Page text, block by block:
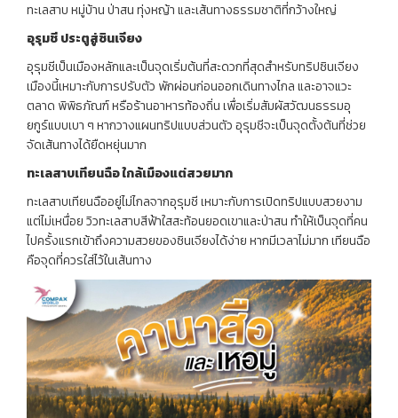
ทะเลสาบ หมู่บ้าน ป่าสน ทุ่งหญ้า และเส้นทางธรรมชาติที่กว้างใหญ่
อุรุมชีประตูสู่ซินเจียง
อุรุมชีเป็นเมืองหลักและเป็นจุดเริ่มต้นที่สะดวกที่สุดสำหรับทริปซินเจียง
เมืองนี้เหมาะกับการปรับตัว พักผ่อนก่อนออกเดินทางไกล และอาจแวะ
ตลาด พิพิธภัณฑ์ หรือร้านอาหารท้องถิ่น เพื่อเริ่มสัมผัสวัฒนธรรมอุ
ยกูร์แบบเบา ๆ หากวางแผนทริปแบบส่วนตัว อุรุมชีจะเป็นจุดตั้งต้นที่ช่วย
จัดเส้นทางได้ยืดหยุ่นมาก
ทะเลสาบเทียนฉือใกล้เมืองแต่สวยมาก
ทะเลสาบเทียนฉืออยู่ไม่ไกลจากอุรุมชี เหมาะกับการเปิดทริปแบบสวยงาม
แต่ไม่เหนื่อย วิวทะเลสาบสีฟ้าใสสะท้อนยอดเขาและป่าสน ทำให้เป็นจุดที่คน
ไปครั้งแรกเข้าถึงความสวยของซินเจียงได้ง่าย หากมีเวลาไม่มาก เทียนฉือ
คือจุดที่ควรใส่ไว้ในเส้นทาง